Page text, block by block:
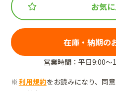
お気
在庫・納期の
営業時間：平日9:00～
利用規約をお読みになり、同